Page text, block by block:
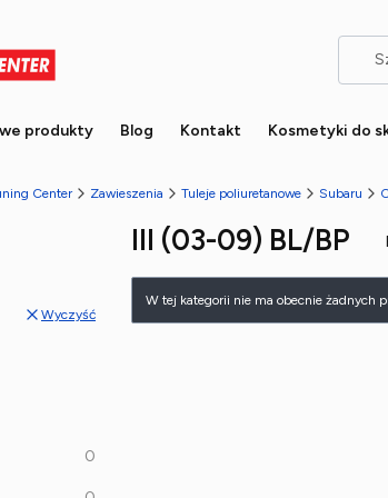
produkty Blog Kontakt Kosmetyki do
Center Zawieszenia Tuleje poliuretanowe Subaru
Wyczyść
0
III (03-09) BL/BP
Lista produktów
W tej kategorii nie ma obecnie żadnych